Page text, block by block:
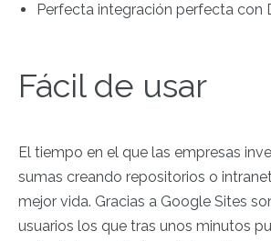
Perfecta integración perfecta con
Fácil de usar
El tiempo en el que las empresas
sumas creando repositorios o
mejor vida. Gracias a Google Sites
usuarios los que tras unos minutos